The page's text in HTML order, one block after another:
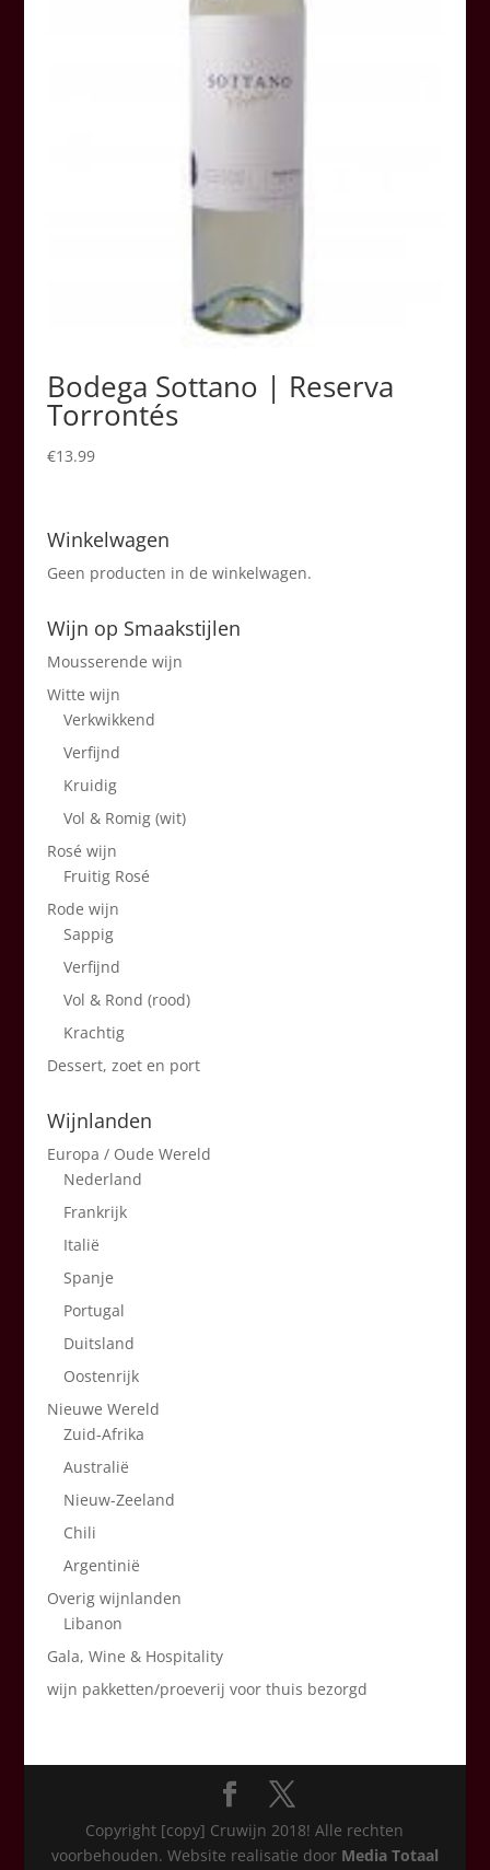
Bodega Sottano | Reserva
Torrontés
€13.99
Winkelwagen
Geen producten in de winkelwagen.
Wijn op Smaakstijlen
Mousserende wijn
Witte wijn
Verkwikkend
Verfijnd
Kruidig
Vol & Romig (wit)
Rosé wijn
Fruitig Rosé
Rode wijn
Sappig
Verfijnd
Vol & Rond (rood)
Krachtig
Dessert, zoet en port
Wijnlanden
Europa / Oude Wereld
Nederland
Frankrijk
Italië
Spanje
Portugal
Duitsland
Oostenrijk
Nieuwe Wereld
Zuid-Afrika
Australië
Nieuw-Zeeland
Chili
Argentinië
Overig wijnlanden
Libanon
Gala, Wine & Hospitality
wijn pakketten/proeverij voor thuis bezorgd
Copyright [copy] Cruwijn 2018! Alle rechten
voorbehouden. Website realisatie door Media Totaal